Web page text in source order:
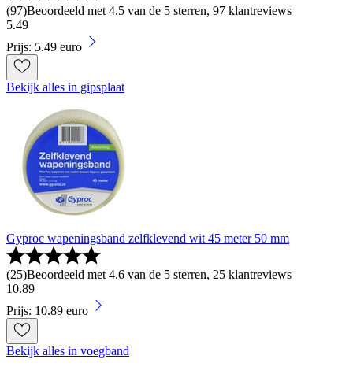
(97)Beoordeeld met 4.5 van de 5 sterren, 97 klantreviews
5.49
Prijs: 5.49 euro
Bekijk alles in gipsplaat
Gyproc wapeningsband zelfklevend wit 45 meter 50 mm
(25)Beoordeeld met 4.6 van de 5 sterren, 25 klantreviews
10.89
Prijs: 10.89 euro
Bekijk alles in voegband